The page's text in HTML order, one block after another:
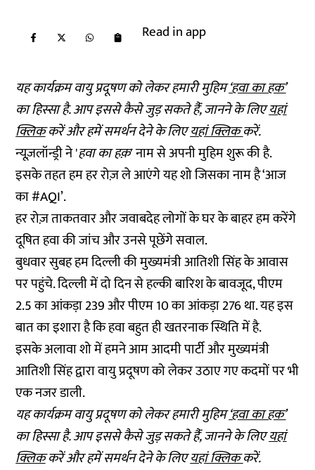
Read in app
यह कार्यक्रम वायु प्रदूषण को लेकर हमारी मुहिम‘हवा का हक’
का हिस्सा है. आप इससे कैसे जुड़ सकते हैंं, जानने के लिएयहां
क्लिककरें और हमें समर्थन देने के लिएयहां क्लिककरें.
न्यूज़लॉन्ड्री ने 'हवा का हक़' नाम से अपनी मुहिम शुरू की है.
इसके तहत हम हर रोज़ ले आएंगे यह शो जिसका नाम है ‘आज
का #AQI’.
हर रोज़ ताकतवार और जवाबदेह लोगों के घर के बाहर हम करेंगे
दूषित हवा की जांच और उनसे पूछेंगे सवाल.
बुधवार सुबह हम दिल्ली की मुख्यमंत्री आतिशी सिंह के आवास
पर पहुंचे. दिल्ली में दो दिन से हल्की बारिश के बावजूद, पीएम
2.5 का आंकड़ा 239 और पीएम 10 का आंकड़ा 276 था. यह इस
बात का इशारा है कि हवा बहुत ही खतरनाक स्थिति में है.
इसके अलावा शो में हमने आम आदमी पार्टी और मुख्यमंत्री
आतिशी सिंह द्वारा वायु प्रदूषण को लेकर उठाए गए कदमों पर भी
एक नजर डाली.
यह कार्यक्रम वायु प्रदूषण को लेकर हमारी मुहिम‘हवा का हक’
का हिस्सा है. आप इससे कैसे जुड़ सकते हैंं, जानने के लिएयहां
क्लिककरें और हमें समर्थन देने के लिएयहां क्लिककरें.